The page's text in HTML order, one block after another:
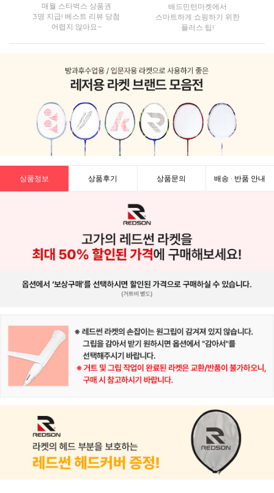
매월 스타벅스 상품권
3명 지급! 베스트 리뷰 당첨
어렵지 않아요~
배드민턴마켓에서
스마트하게 쇼핑하기 위한
플러스 팁!
상품정보 상품후기 상품문의 배송 · 반품 안내